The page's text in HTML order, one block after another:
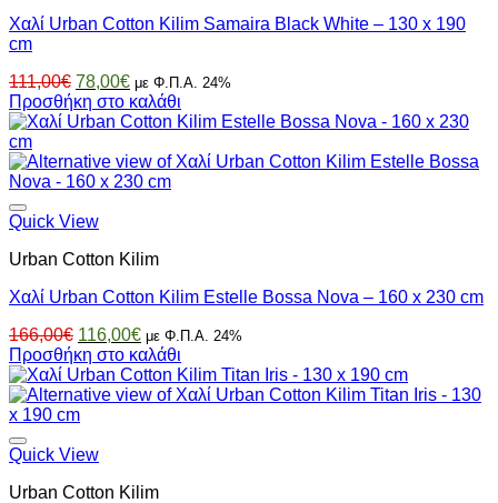
Χαλί Urban Cotton Kilim Samaira Black White – 130 x 190
cm
111,00€ Original
price
was:
78,00€Η
τρέχουσα
τιμή
78,00€.
με Φ.Π.Α. 24%
Προσθήκη στο καλάθι
Quick View
Urban Cotton Kilim
Χαλί Urban Cotton Kilim Estelle Bossa Nova – 160 x 230 cm
166,00€ Original
price
was:
166,00€.
116,00€Η
τρέχουσα
τιμή
είναι:
με Φ.Π.Α. 24%
Προσθήκη στο καλάθι
Quick View
Urban Cotton Kilim